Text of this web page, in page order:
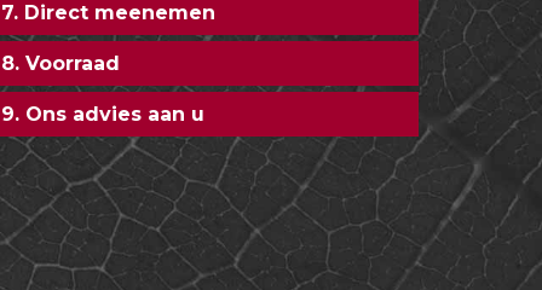
7. Direct meenemen
8. Voorraad
9. Ons advies aan u